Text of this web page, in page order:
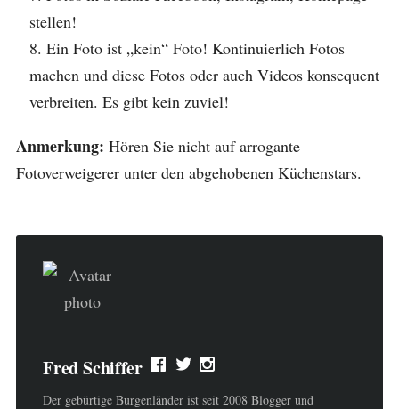
stellen!
Ein Foto ist „kein“ Foto! Kontinuierlich Fotos
machen und diese Fotos oder auch Videos konsequent
verbreiten. Es gibt kein zuviel!
Anmerkung: Hören Sie nicht auf arrogante
Fotoverweigerer unter den abgehobenen Küchenstars.
Fred Schiffer
Der gebürtige Burgenländer ist seit 2008 Blogger und